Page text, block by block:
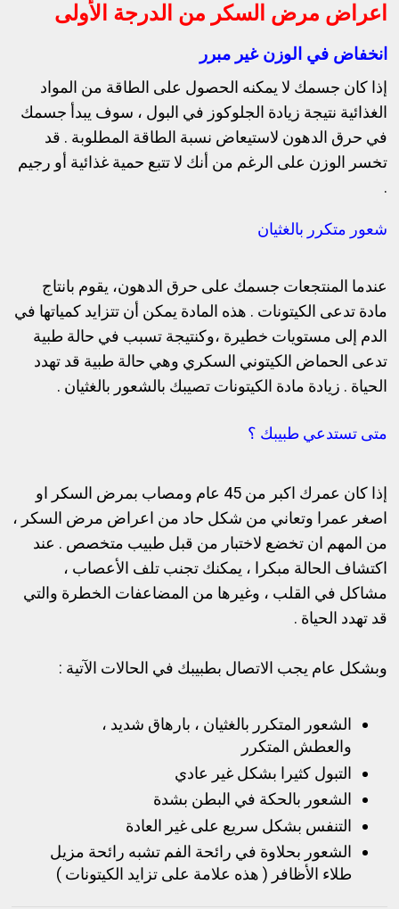
اعراض مرض السكر من الدرجة الأولى
انخفاض في الوزن غير مبرر
إذا كان جسمك لا يمكنه الحصول على الطاقة من المواد
الغذائية نتيجة زيادة الجلوكوز في البول ، سوف يبدأ جسمك
في حرق الدهون لاستيعاض نسبة الطاقة المطلوبة . قد
تخسر الوزن على الرغم من أنك لا تتبع حمية غذائية أو رجيم
.
شعور متكرر بالغثيان
عندما المنتجعات جسمك على حرق الدهون، يقوم بانتاج
مادة تدعى الكيتونات . هذه المادة يمكن أن تتزايد كمياتها في
الدم إلى مستويات خطيرة ،وكنتيجة تسبب في حالة طبية
تدعى الحماض الكيتوني السكري وهي حالة طبية قد تهدد
الحياة . زيادة مادة الكيتونات تصيبك بالشعور بالغثيان .
متى تستدعي طبيبك ؟
إذا كان عمرك اكبر من 45 عام ومصاب بمرض السكر او
اصغر عمرا وتعاني من شكل حاد من اعراض مرض السكر ،
من المهم ان تخضع لاختبار من قبل طبيب متخصص . عند
اكتشاف الحالة مبكرا ، يمكنك تجنب تلف الأعصاب ،
مشاكل في القلب ، وغيرها من المضاعفات الخطرة والتي
قد تهدد الحياة .
وبشكل عام يجب الاتصال بطبيبك في الحالات الآتية :
الشعور المتكرر بالغثيان ، بارهاق شديد ،
والعطش المتكرر
التبول كثيرا بشكل غير عادي
الشعور بالحكة في البطن بشدة
التنفس بشكل سريع على غير العادة
الشعور بحلاوة في رائحة الفم تشبه رائحة مزيل
طلاء الأظافر ( هذه علامة على تزايد الكيتونات )